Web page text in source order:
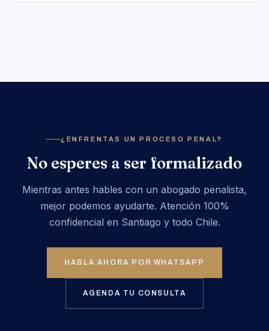
¿ENFRENTAS UN PROCESO PENAL?
No esperes a ser formalizado
Mientras antes hables con un abogado penalista,
mejor podemos ayudarte. Atención 100%
confidencial en Santiago y todo Chile.
HABLA AHORA POR WHATSAPP
AGENDA TU CONSULTA